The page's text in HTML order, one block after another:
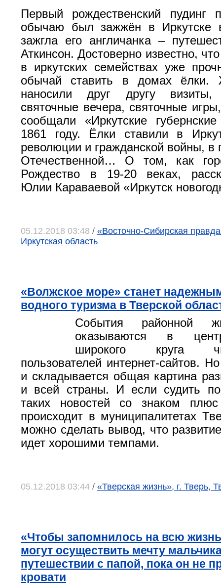
Первый рождественский пудинг
обычаю был зажжён в Иркутске
зажгла его англичанка –
Аткинсон. Достоверно известно,
в иркутских семействах уже
обычай ставить в домах ёлки.
наносили друг другу
святочные вечера, святочные
сообщали «Иркутские
1861 году. Ёлки ставили в
революции и гражданской войны, в
Отечественной… О том, как
Рождество в 19-20 веках,
Юлии Караваевой «Иркутск
05.12.2018 03:48 / «Восточно-Сибирская
Иркутская область
«Волжское море» станет
водного туризма в Тверской
События районной
оказываются в
широкого круга
пользователей интернет-сайтов.
и складывается общая картина
и всей страны. И если судить по
таких новостей со знаком
происходит в муниципалитетах
можно сделать вывод, что
идет хорошими темпами.
05.12.2018 03:44 / «Тверская жизнь», г. Тверь,
«Чтобы запомнилось на всю
могут осуществить мечту
путешествии с папой, пока он не
кровати